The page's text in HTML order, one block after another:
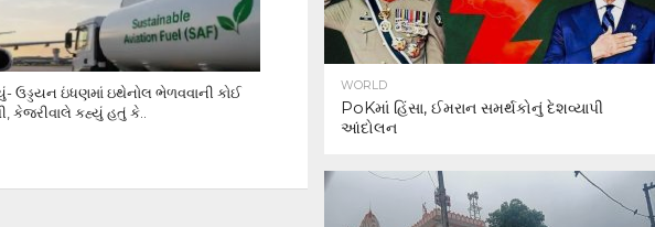
ઉડ્ડયન ઇંધણમાં ઇથેનોલ ભેળવવાની કોઈ
કેજરીવાલે કહ્યું હતું કે..
WORLD
PoKમાં હિંસા, ઈમરાન સમર્થકોનું દેશવ્યાપી
આંદોલન